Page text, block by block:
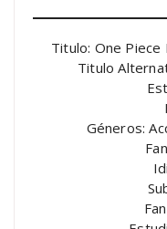
Titulo: One Piece
Titulo
Géneros: